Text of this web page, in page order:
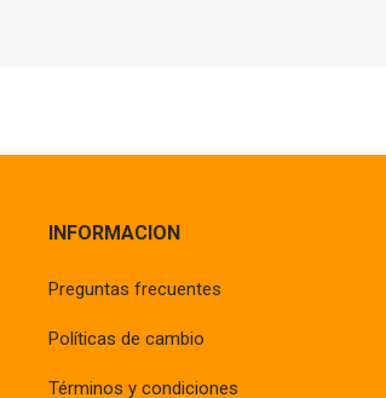
INFORMACION
Preguntas frecuentes
Políticas de cambio
Términos y condiciones